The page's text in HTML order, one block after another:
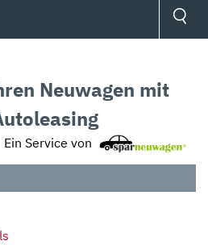
Neuwagen mit
Ein Service von